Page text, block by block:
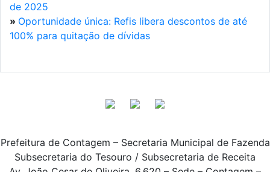
de 2025
» Oportunidade única: Refis libera descontos de até
100% para quitação de dívidas
Prefeitura de Contagem – Secretaria Municipal de Fazenda
Subsecretaria do Tesouro / Subsecretaria de Receita